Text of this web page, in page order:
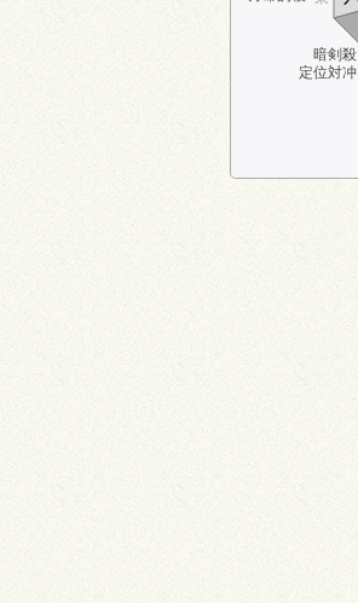
暗剣殺
定位対冲